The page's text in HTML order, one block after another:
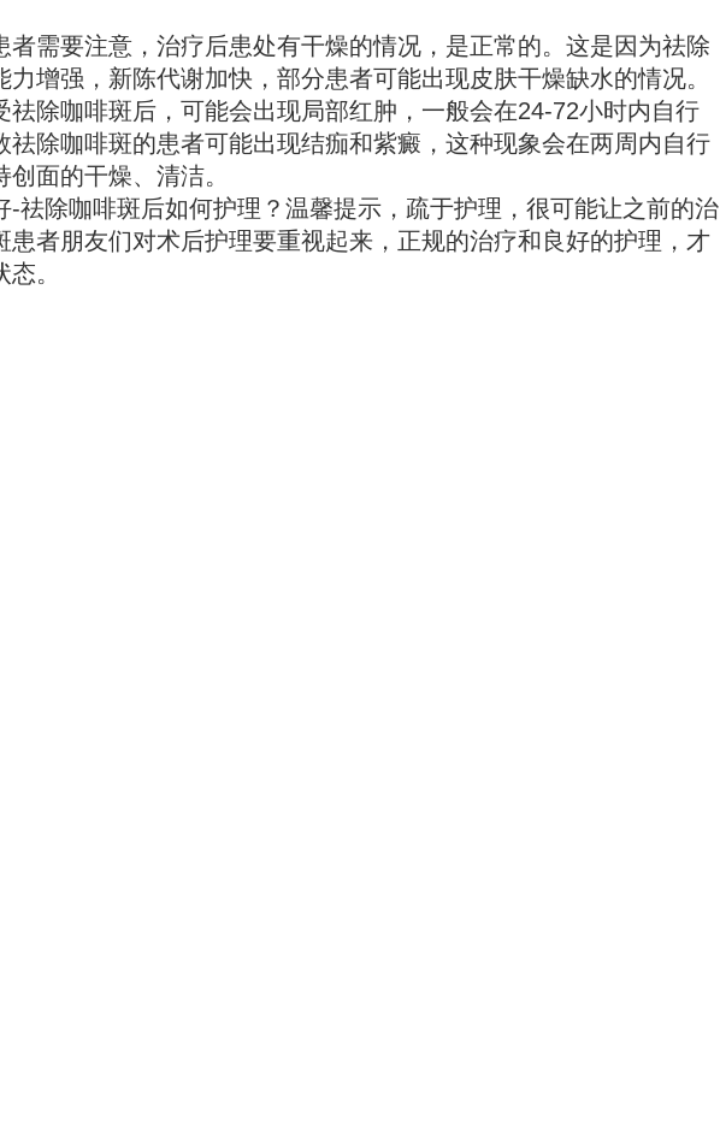
要注意，治疗后患处有干燥的情况，是正常的。这是因为祛除
增强，新陈代谢加快，部分患者可能出现皮肤干燥缺水的情况。
除咖啡斑后，可能会出现局部红肿，一般会在24-72小时内自行
祛除咖啡斑的患者可能出现结痂和紫癜，这种现象会在两周内自行
面的干燥、清洁。
除咖啡斑后如何护理？温馨提示，疏于护理，很可能让之前的治
患者朋友们对术后护理要重视起来，正规的治疗和良好的护理，才
。